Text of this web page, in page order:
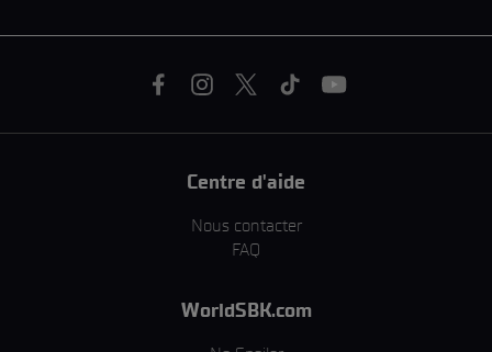
Centre d'aide
Nous contacter
FAQ
WorldSBK.com